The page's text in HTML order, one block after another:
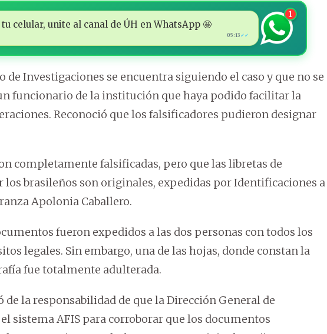
celular, unite al canal de ÚH en WhatsApp 🤩
05:13 ✓✓
1
de Investigaciones se encuentra siguiendo el caso y que no se
funcionario de la institución que haya podido facilitar la
Reconoció que los falsificadores pudieron designar
completamente falsificadas, pero que las libretas de
los brasileños son originales, expedidas por Identificaciones a
Apolonia Caballero.
fueron expedidos a las dos personas con todos los
legales. Sin embargo, una de las hojas, donde constan la
fue totalmente adulterada.
de la responsabilidad de que la Dirección General de
sistema AFIS para corroborar que los documentos